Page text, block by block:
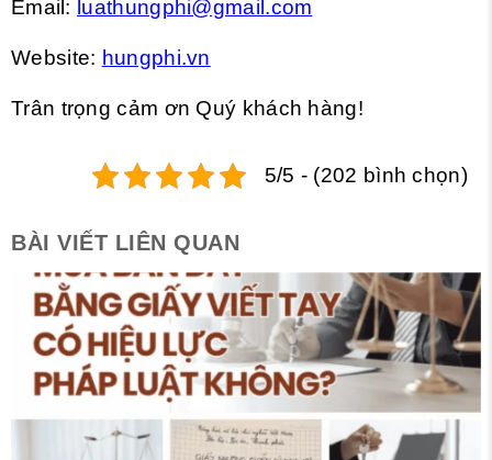
Email: luathungphi@gmail.com
Website: hungphi.vn
Trân trọng cảm ơn Quý khách hàng!
5/5 - (202 bình chọn)
BÀI VIẾT LIÊN QUAN